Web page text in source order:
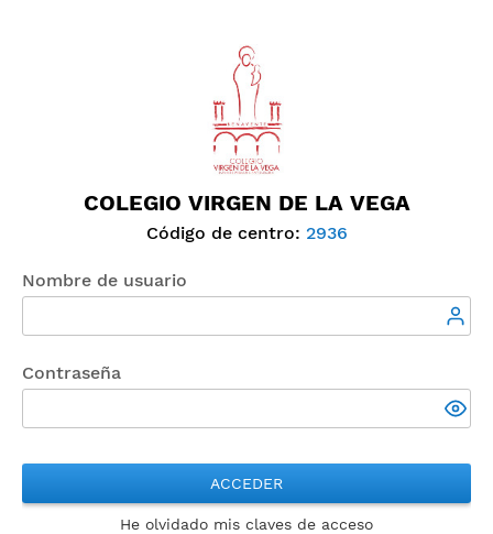
COLEGIO VIRGEN DE LA VEGA
Código de centro: 2936
Nombre de usuario
Contraseña
ACCEDER
He olvidado mis claves de acceso